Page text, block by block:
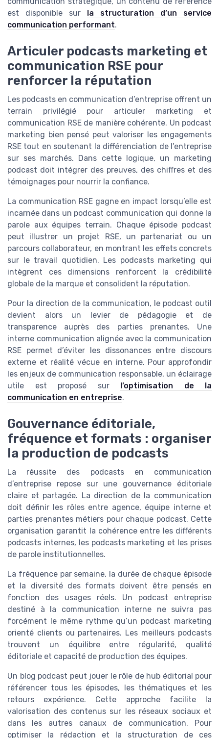
est disponible sur la structuration d’un service
communication performant.
Articuler podcasts marketing et
communication RSE pour
renforcer la réputation
Les podcasts en communication d’entreprise offrent un
terrain privilégié pour articuler marketing et
communication RSE de manière cohérente. Un podcast
marketing bien pensé peut valoriser les engagements
RSE tout en soutenant la différenciation de l’entreprise
sur ses marchés. Dans cette logique, un marketing
podcast doit intégrer des preuves, des chiffres et des
témoignages pour nourrir la confiance.
La communication RSE gagne en impact lorsqu’elle est
incarnée dans un podcast communication qui donne la
parole aux équipes terrain. Chaque épisode podcast
peut illustrer un projet RSE, un partenariat ou un
parcours collaborateur, en montrant les effets concrets
sur le travail quotidien. Les podcasts marketing qui
intègrent ces dimensions renforcent la crédibilité
globale de la marque et consolident la réputation.
Pour la direction de la communication, le podcast outil
devient alors un levier de pédagogie et de
transparence auprès des parties prenantes. Une
interne communication alignée avec la communication
RSE permet d’éviter les dissonances entre discours
externe et réalité vécue en interne. Pour approfondir
les enjeux de communication responsable, un éclairage
utile est proposé sur
l’optimisation de la
communication en entreprise.
Gouvernance éditoriale,
fréquence et formats : organiser
la production de podcasts
La réussite des podcasts en communication
d’entreprise repose sur une gouvernance éditoriale
claire et partagée. La direction de la communication
doit définir les rôles entre agence, équipe interne et
parties prenantes métiers pour chaque podcast. Cette
organisation garantit la cohérence entre les différents
podcasts internes, les podcasts marketing et les prises
de parole institutionnelles.
La fréquence par semaine, la durée de chaque épisode
et la diversité des formats doivent être pensés en
fonction des usages réels. Un podcast entreprise
destiné à la communication interne ne suivra pas
forcément le même rythme qu’un podcast marketing
orienté clients ou partenaires. Les meilleurs podcasts
trouvent un équilibre entre régularité, qualité
éditoriale et capacité de production des équipes.
Un blog podcast peut jouer le rôle de hub éditorial pour
référencer tous les épisodes, les thématiques et les
retours expérience. Cette approche facilite la
valorisation des contenus sur les réseaux sociaux et
dans les autres canaux de communication. Pour
optimiser la rédaction et la structuration de ces